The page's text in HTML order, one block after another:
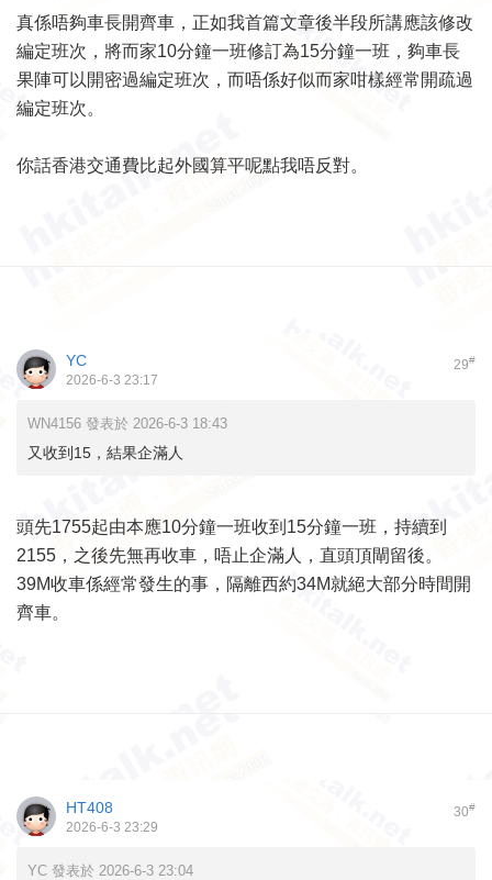
真係唔夠車長開齊車，正如我首篇文章後半段所講應該修改
編定班次，將而家10分鐘一班修訂為15分鐘一班，夠車長
果陣可以開密過編定班次，而唔係好似而家咁樣經常開疏過
編定班次。
你話香港交通費比起外國算平呢點我唔反對。
29#
YC
2026-6-3 23:17
WN4156 發表於 2026-6-3 18:43
又收到15，結果企滿人
頭先1755起由本應10分鐘一班收到15分鐘一班，持續到
2155，之後先無再收車，唔止企滿人，直頭頂閘留後。
39M收車係經常發生的事，隔離西約34M就絕大部分時間開
齊車。
30#
HT408
2026-6-3 23:29
YC 發表於 2026-6-3 23:04